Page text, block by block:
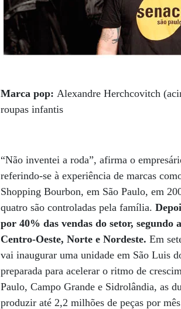
Marca pop:Alexandre Herchcovitch
roupas infantis
“Não inventei a roda”, afirma o
referindo-se à experiência de marcas
Shopping Bourbon, em São Paulo, em
quatro são controladas pela família.
por 40% das vendas do setor,
Centro-Oeste, Norte e Nordeste.Em
vai inaugurar uma unidade em São Luis
preparada para acelerar o ritmo de
Paulo, Campo Grande e Sidrolândia, as
produzir até 2,2 milhões de peças por